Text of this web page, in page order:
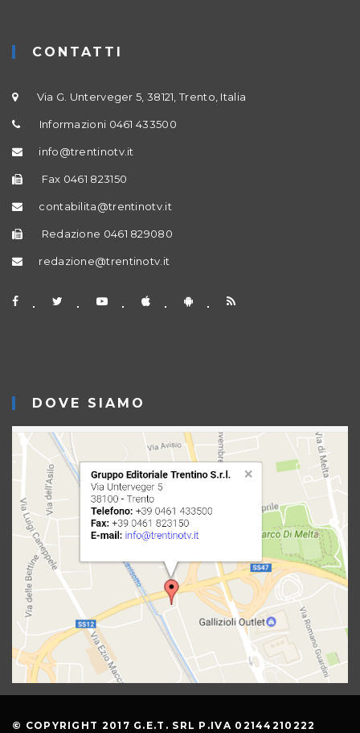
CONTATTI
Via G. Unterveger 5, 38121, Trento, Italia
Informazioni 0461 433500
info@trentinotv.it
Fax 0461 823150
contabilita@trentinotv.it
Redazione 0461 829080
redazione@trentinotv.it
DOVE SIAMO
© COPYRIGHT 2017 G.E.T. SRL P.IVA 02144210222